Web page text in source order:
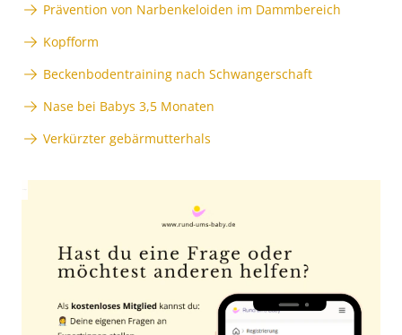
Prävention von Narbenkeloiden im Dammbereich
Kopfform
Beckenbodentraining nach Schwangerschaft
Nase bei Babys 3,5 Monaten
Verkürzter gebärmutterhals